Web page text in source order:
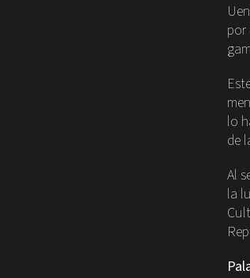
por
lo
de
Al
la